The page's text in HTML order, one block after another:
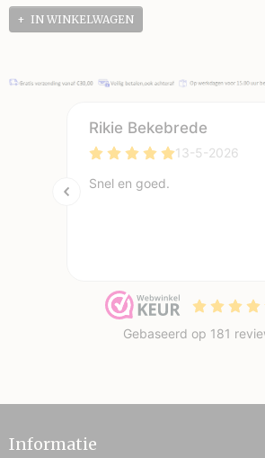
IN WINKELWAGEN
Informatie